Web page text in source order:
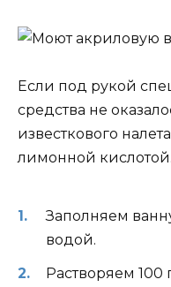
Если под рукой
средства не
известкового
лимонной
Заполняем
водой.
Растворяем